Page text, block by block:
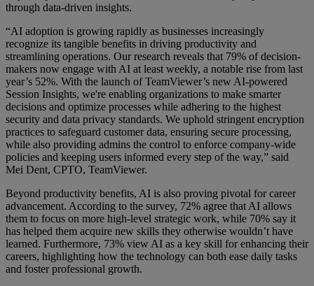
through data-driven insights.
“AI adoption is growing rapidly as businesses increasingly
recognize its tangible benefits in driving productivity and
streamlining operations. Our research reveals that 79% of decision-
makers now engage with AI at least weekly, a notable rise from last
year’s 52%. With the launch of TeamViewer’s new AI-powered
Session Insights, we're enabling organizations to make smarter
decisions and optimize processes while adhering to the highest
security and data privacy standards. We uphold stringent encryption
practices to safeguard customer data, ensuring secure processing,
while also providing admins the control to enforce company-wide
policies and keeping users informed every step of the way,” said
Mei Dent, CPTO, TeamViewer.
Beyond productivity benefits, AI is also proving pivotal for career
advancement. According to the survey, 72% agree that AI allows
them to focus on more high-level strategic work, while 70% say it
has helped them acquire new skills they otherwise wouldn’t have
learned. Furthermore, 73% view AI as a key skill for enhancing their
careers, highlighting how the technology can both ease daily tasks
and foster professional growth.